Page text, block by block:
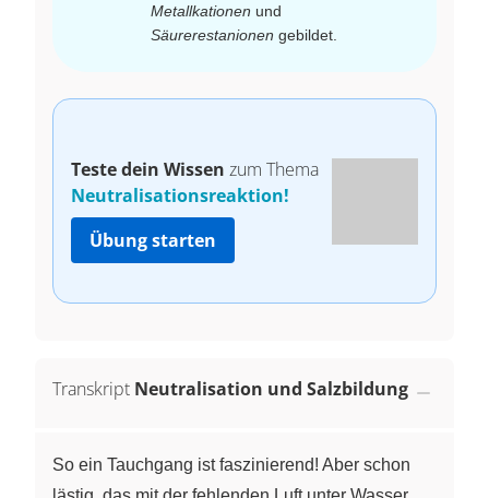
Metallkationen und
Säurerestanionen gebildet.
Teste dein Wissen zum Thema
Neutralisationsreaktion!
Übung starten
Transkript Neutralisation und Salzbildung
So ein Tauchgang ist faszinierend! Aber schon